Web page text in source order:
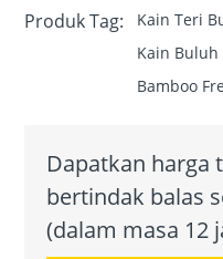
Produk Tag: Kain Teri
Kain Buluh
Bamboo
Dapatkan harga
bertindak balas
(dalam masa 12